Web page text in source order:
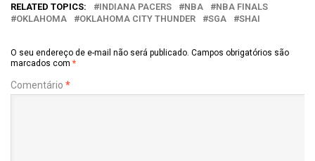
RELATED TOPICS: INDIANA PACERS NBA
NBA FINALS
OKLAHOMA
OKLAHOMA CITY THUNDER SGA SHAI
O seu endereço de e-mail não será publicado. Campos obrigatórios são
marcados com *
Comentário *